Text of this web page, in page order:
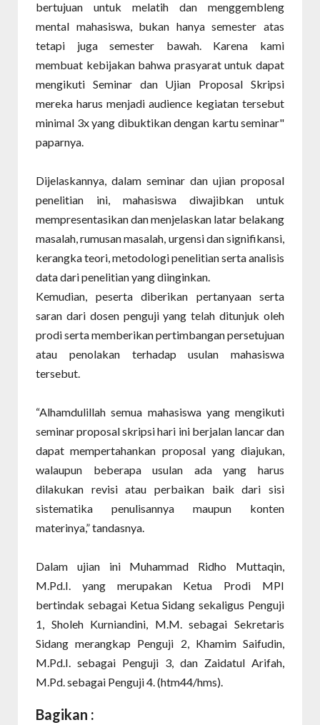
bertujuan untuk melatih dan menggembleng
mental mahasiswa, bukan hanya semester atas
tetapi juga semester bawah. Karena kami
membuat kebijakan bahwa prasyarat untuk dapat
mengikuti Seminar dan Ujian Proposal Skripsi
mereka harus menjadi audience kegiatan tersebut
minimal 3x yang dibuktikan dengan kartu seminar"
paparnya.
Dijelaskannya, dalam seminar dan ujian proposal
penelitian ini, mahasiswa diwajibkan untuk
mempresentasikan dan menjelaskan latar belakang
masalah, rumusan masalah, urgensi dan signifikansi,
kerangka teori, metodologi penelitian serta analisis
data dari penelitian yang diinginkan.
Kemudian, peserta diberikan pertanyaan serta
saran dari dosen penguji yang telah ditunjuk oleh
prodi serta memberikan pertimbangan persetujuan
atau penolakan terhadap usulan mahasiswa
tersebut.
“Alhamdulillah semua mahasiswa yang mengikuti
seminar proposal skripsi hari ini berjalan lancar dan
dapat mempertahankan proposal yang diajukan,
walaupun beberapa usulan ada yang harus
dilakukan revisi atau perbaikan baik dari sisi
sistematika penulisannya maupun konten
materinya,” tandasnya.
Dalam ujian ini Muhammad Ridho Muttaqin,
M.Pd.I. yang merupakan Ketua Prodi MPI
bertindak sebagai Ketua Sidang sekaligus Penguji
1, Sholeh Kurniandini, M.M. sebagai Sekretaris
Sidang merangkap Penguji 2, Khamim Saifudin,
M.Pd.I. sebagai Penguji 3, dan Zaidatul Arifah,
M.Pd. sebagai Penguji 4. (htm44/hms).
Bagikan :